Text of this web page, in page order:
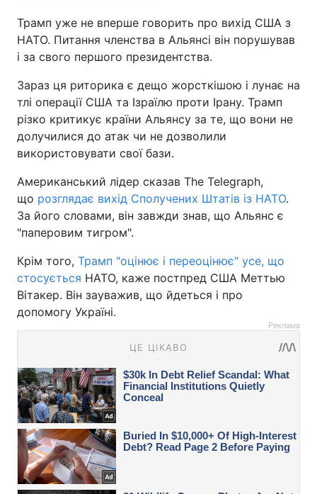
Трамп уже не вперше говорить про вихід США з
НАТО. Питання членства в Альянсі він порушував
і за свого першого президентства.
Зараз ця риторика є дещо жорсткішою і лунає на
тлі операції США та Ізраїлю проти Ірану. Трамп
різко критикує країни Альянсу за те, що вони не
долучилися до атак чи не дозволили
використовувати свої бази.
Американський лідер сказав The Telegraph,
що розглядає вихід Сполучених Штатів із НАТО.
За його словами, він завжди знав, що Альянс є
"паперовим тигром".
Крім того, Трамп "оцінює і переоцінює" усе, що
стосується НАТО, каже постпред США Меттью
Вітакер. Він зауважив, що йдеться і про
допомогу Україні.
Реклама